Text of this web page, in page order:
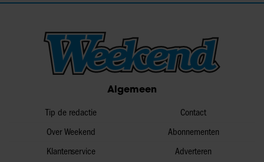
Algemeen
Tip de redactie
Over Weekend
Klantenservice
Contact
Abonnementen
Adverteren